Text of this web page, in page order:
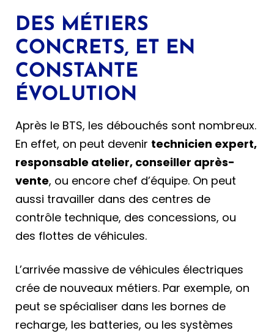
DES MÉTIERS
CONCRETS, ET EN
CONSTANTE
ÉVOLUTION
Après le BTS, les débouchés sont nombreux.
En effet, on peut devenir technicien expert,
responsable atelier, conseiller après-
vente, ou encore chef d’équipe. On peut
aussi travailler dans des centres de
contrôle technique, des concessions, ou
des flottes de véhicules.
L’arrivée massive de véhicules électriques
crée de nouveaux métiers. Par exemple, on
peut se spécialiser dans les bornes de
recharge, les batteries, ou les systèmes